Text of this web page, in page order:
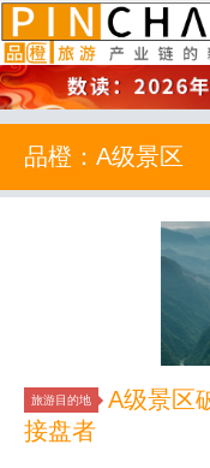
品橙旅游
品橙：A级景区
旅游目的地
A级景区
接盘者